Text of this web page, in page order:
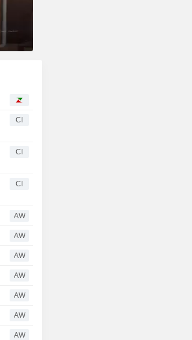
CI
CI
CI
AW
AW
AW
AW
AW
AW
AW